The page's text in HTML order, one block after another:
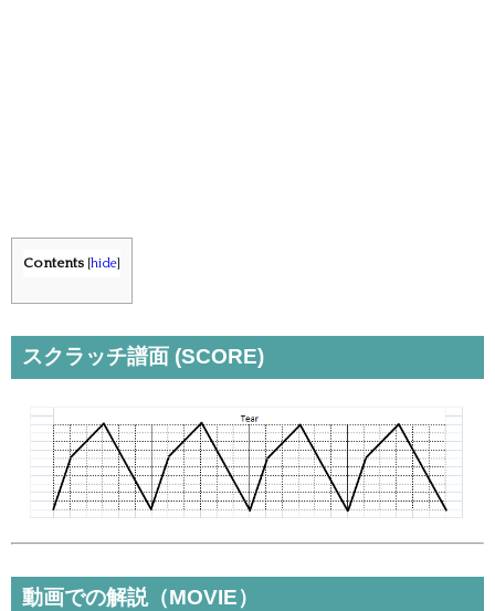
Contents [hide]
スクラッチ譜面 (SCORE)
動画での解説（MOVIE）